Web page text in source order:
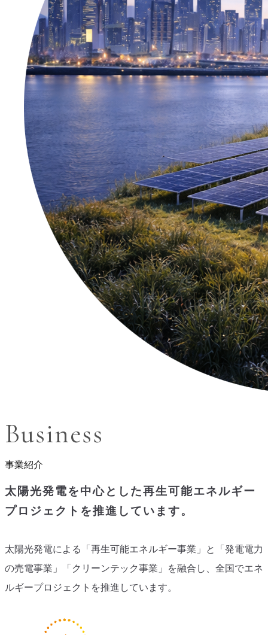
Business
事業紹介
太陽光発電を中心とした再生可能エネルギー
プロジェクトを推進しています。
太陽光発電による「再生可能エネルギー事業」と「発電電力
の売電事業」「クリーンテック事業」を融合し、全国でエネ
ルギープロジェクトを推進しています。